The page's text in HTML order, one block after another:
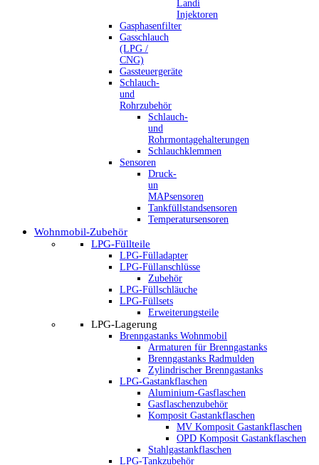
Landi
Injektoren
Gasphasenfilter
Gasschlauch
(LPG /
CNG)
Gassteuergeräte
Schlauch-
und
Rohrzubehör
Schlauch-
und
Rohrmontagehalterungen
Schlauchklemmen
Sensoren
Druck-
un
MAPsensoren
Tankfüllstandsensoren
Temperatursensoren
Wohnmobil-Zubehör
LPG-Füllteile
LPG-Fülladapter
LPG-Füllanschlüsse
Zubehör
LPG-Füllschläuche
LPG-Füllsets
Erweiterungsteile
LPG-Lagerung
Brenngastanks Wohnmobil
Armaturen für Brenngastanks
Brenngastanks Radmulden
Zylindrischer Brenngastanks
LPG-Gastankflaschen
Aluminium-Gasflaschen
Gasflaschenzubehör
Komposit Gastankflaschen
MV Komposit Gastankflaschen
OPD Komposit Gastankflaschen
Stahlgastankflaschen
LPG-Tankzubehör